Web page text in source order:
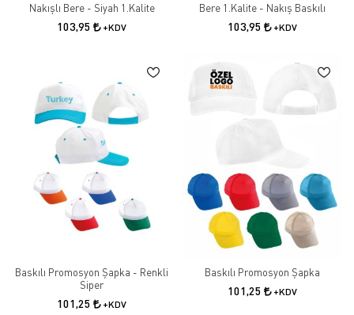
Nakışlı Bere - Siyah 1.Kalite
103,95 +KDV
Bere 1.Kalite - Nakış Baskılı
103,95 +KDV
Baskılı Promosyon Şapka - Renkli
Siper
101,25 +KDV
Baskılı Promosyon Şapka
101,25 +KDV